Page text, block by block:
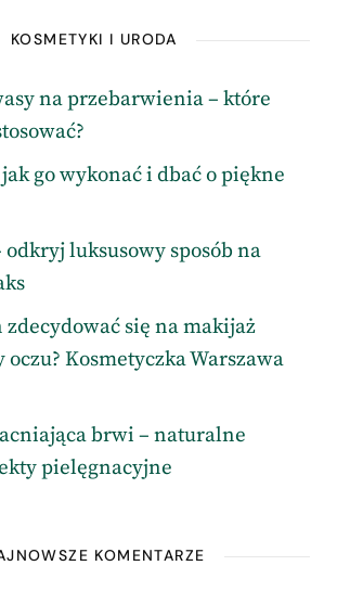
KOSMETYKI I URODA
na przebarwienia – które
go wykonać i dbać o piękne
odkryj luksusowy sposób na
się na makijaż
Kosmetyczka Warszawa
brwi – naturalne
pielęgnacyjne
KOMENTARZE